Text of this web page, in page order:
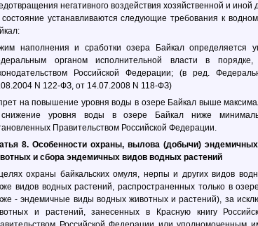
негативного воздействия хозяйственной и иной
устанавливаются следующие требования к
наполнения и сработки озера Байкал определяется
органом исполнительной власти в порядке,
Российской Федерации; (в ред.
N 122-ФЗ, от 14.07.2008 N 118-ФЗ)
на повышение уровня воды в озере Байкал выше
уровня воды в озере Байкал ниже
Правительством Российской Федерации.
8. Особенности охраны, вылова (добычи)
и сбора эндемичных видов водных растений
охраны байкальских омуля, нерпы и других видов
видов водных растений, распространенных только в
- эндемичные виды водных животных и растений), за
и растений, занесенных в Красную книгу